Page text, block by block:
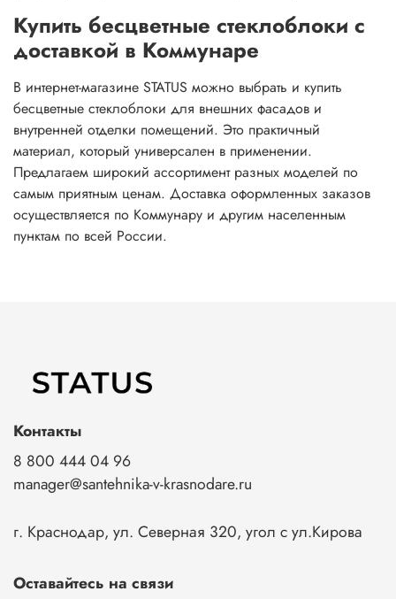
Купить бесцветные стеклоблоки с
доставкой в Коммунаре
В интернет-магазине STATUS можно выбрать и купить
бесцветные стеклоблоки для внешних фасадов и
внутренней отделки помещений. Это практичный
материал, который универсален в применении.
Предлагаем широкий ассортимент разных моделей по
самым приятным ценам. Доставка оформленных заказов
осуществляется по Коммунару и другим населенным
пунктам по всей России.
Контакты
8 800 444 04 96
manager@santehnika-v-krasnodare.ru
г. Краснодар, ул. Северная 320, угол с ул.Кирова
Оставайтесь на связи